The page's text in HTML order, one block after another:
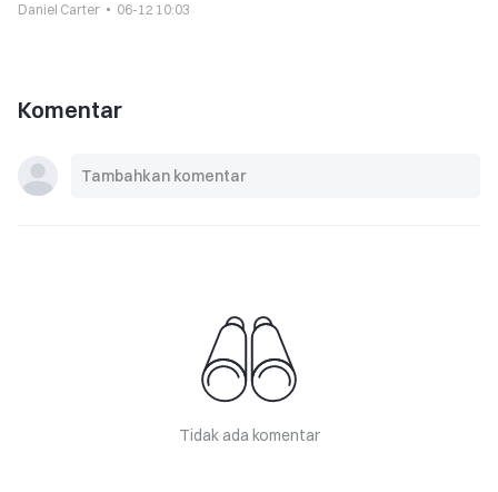
Daniel Carter 06-12 10:03
Komentar
Tidak ada komentar